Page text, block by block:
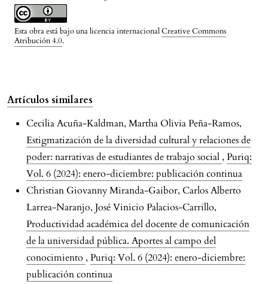
Esta obra está bajo una licencia internacionalCreative Commons
Atribución 4.0.
Artículos similares
Cecilia Acuña-Kaldman, Martha Olivia Peña-Ramos,
Estigmatización de la diversidad cultural y relaciones de
poder: narrativas de estudiantes de trabajo social , Puriq:
Vol. 6 (2024): enero-diciembre: publicación continua
Christian Giovanny Miranda-Gaibor, Carlos Alberto
Larrea-Naranjo, José Vinicio Palacios-Carrillo,
Productividad académica del docente de comunicación
de la universidad pública. Aportes al campo del
conocimiento , Puriq: Vol. 6 (2024): enero-diciembre:
publicación continua